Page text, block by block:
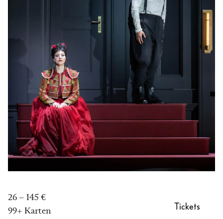
Tickets
26 – 145 €
99+ Karten